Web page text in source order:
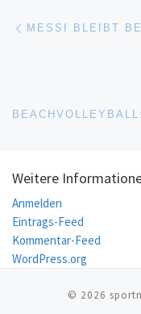
MESSI BLEIBT
Weitere
Anmelden
Eintrags-Feed
Kommentar-Feed
WordPress.org
© 2026